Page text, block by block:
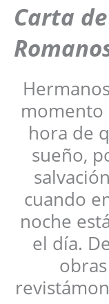
Carta
momento
hora de
sueño,
cuando
noche
el día.